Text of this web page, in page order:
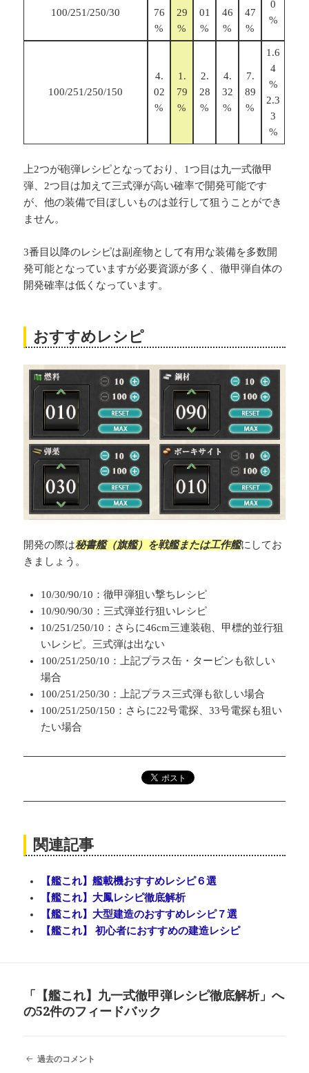
100/251/250/30
76
%
29
%
01
%
46
%
47
%
0
%
100/251/250/150
4.
02
%
1.
79
%
2.
28
%
4.
32
%
7.
89
%
1.6
4
%
2.3
3
%
上2つが砲弾レシピとなっており、1つ目は九一式徹甲
弾、2つ目は加えて三式弾が高い確率で開発可能です
が、他の装備で目ぼしいものは並行して狙うことができ
ません。
3番目以降のレシピは副産物として有用な装備を多数開
発可能となっていますが必要資源が多く、徹甲弾自体の
開発確率は低くなっています。
おすすめレシピ
開発の際は秘書艦（旗艦）を戦艦または工作艦にしてお
きましょう。
10/30/90/10：徹甲弾狙い撃ちレシピ
10/90/90/30：三式弾並行狙いレシピ
10/251/250/10：さらに46cm三連装砲、甲標的並行狙
いレシピ。三式弾は出ない
100/251/250/10：上記プラス缶・タービンも欲しい
場合
100/251/250/30：上記プラス三式弾も欲しい場合
100/251/250/150：さらに22号電探、33号電探も狙い
たい場合
関連記事
【艦これ】艦載機おすすめレシピ６選
【艦これ】大鳳レシピ徹底解析
【艦これ】大型建造のおすすめレシピ７選
【艦これ】 初心者におすすめの建造レシピ
「【艦これ】九一式徹甲弾レシピ徹底解析」へ
の52件のフィードバック
コ
過去のコメント